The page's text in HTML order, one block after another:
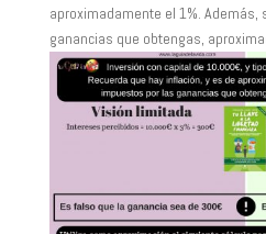
aproximadamente el 1%.
ganancias que obtengas,